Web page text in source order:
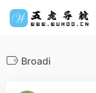
Broadi